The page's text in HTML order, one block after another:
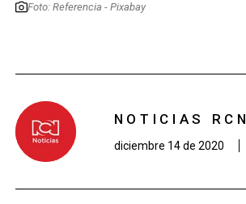
Foto: Referencia - Pixabay
NOTICIAS RCN
diciembre 14 de 2020